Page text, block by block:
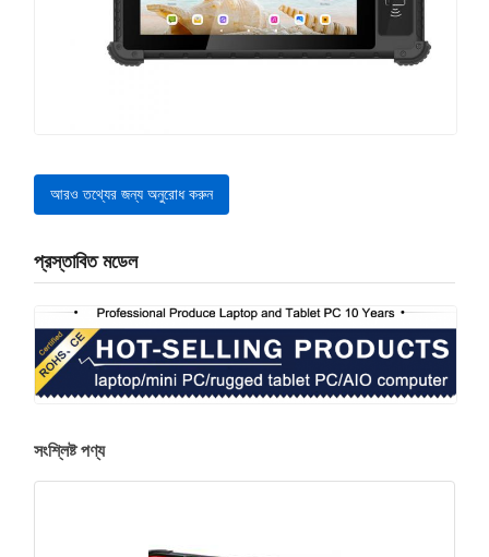
আরও তথ্যের জন্য অনুরোধ করুন
প্রস্তাবিত মডেল
সংশ্লিষ্ট পণ্য